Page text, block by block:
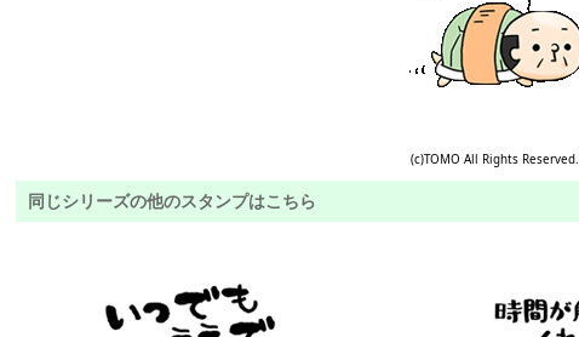
(c)TOMO All Rights Reserved.
同じシリーズの他のスタンプはこちら